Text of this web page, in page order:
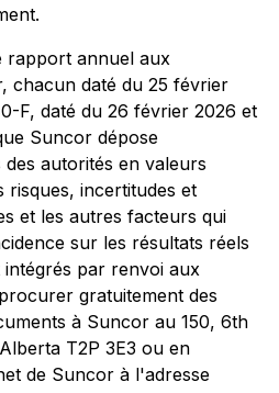
rapport annuel aux
chacun daté du 25 février
F, daté du 26 février 2026 et
Suncor dépose
autorités en valeurs
risques, incertitudes et
et les autres facteurs qui
sur les résultats réels
par renvoi aux
gratuitement des
à Suncor au 150, 6th
T2P 3E3 ou en
de Suncor à l'adresse